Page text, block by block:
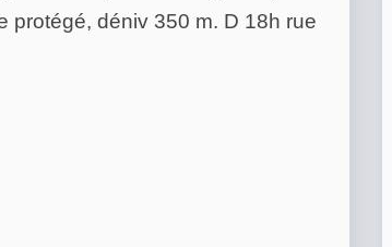
protégé, déniv 350 m. D 18h rue